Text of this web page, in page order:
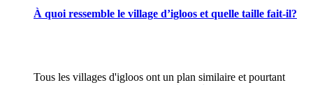
À quoi ressemble le village d’igloos et quelle taille fait-il?
Tous les villages d'igloos ont un plan similaire et pourtant